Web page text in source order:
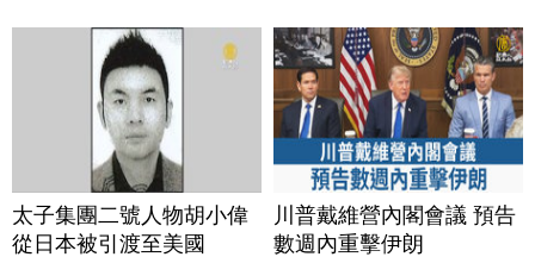
太子集團二號人物胡小偉
從日本被引渡至美國
川普戴維營內閣會議 預告
數週內重擊伊朗